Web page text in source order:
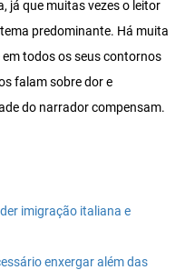
já que muitas vezes o leitor
predominante. Há muita
em todos os seus contornos
falam sobre dor e
do narrador compensam.
imigração italiana e
enxergar além das